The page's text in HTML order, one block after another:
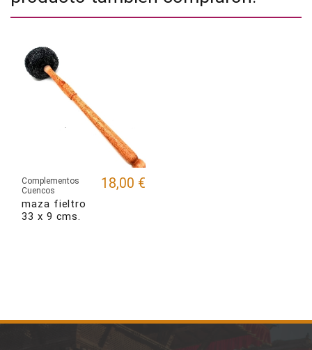
Complementos
Cuencos
maza fieltro
33 x 9 cms.
18,00 €